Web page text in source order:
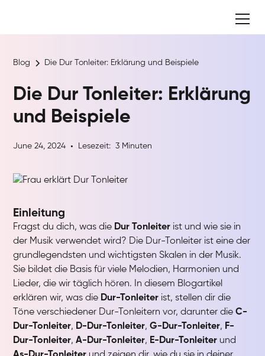
Blog Die Dur Tonleiter: Erklärung und Beispiele
Die Dur Tonleiter: Erklärung
und Beispiele
June 24, 2024 • Lesezeit:3 Minuten
Einleitung
Fragst du dich, was die Dur Tonleiter ist und wie sie in
der Musik verwendet wird? Die Dur-Tonleiter ist eine der
grundlegendsten und wichtigsten Skalen in der Musik.
Sie bildet die Basis für viele Melodien, Harmonien und
Lieder, die wir täglich hören. In diesem Blogartikel
erklären wir, was die Dur-Tonleiter ist, stellen dir die
Töne verschiedener Dur-Tonleitern vor, darunter dieC-
Dur-Tonleiter, D-Dur-Tonleiter,G-Dur-Tonleiter, F-
Dur-Tonleiter,A-Dur-Tonleiter, E-Dur-Tonleiter und